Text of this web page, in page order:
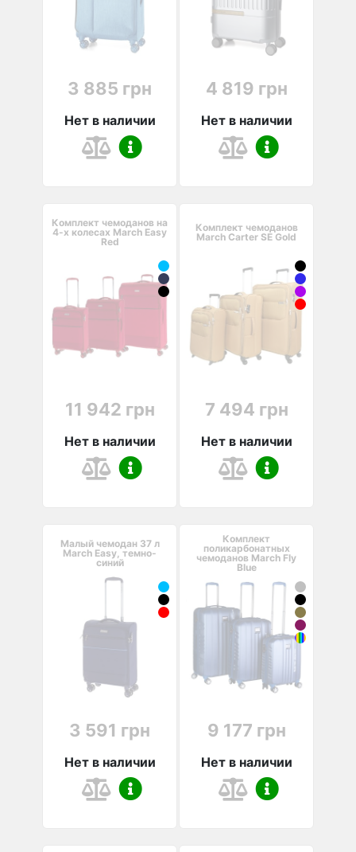
3 885 грн
Нет в наличии
4 819 грн
Нет в наличии
Комплект чемоданов на
4-х колесах March Easy
Red
11 942 грн
Нет в наличии
Комплект чемоданов
March Carter SE Gold
7 494 грн
Нет в наличии
Малый чемодан 37 л
March Easy, темно-
синий
3 591 грн
Нет в наличии
Комплект
поликарбонатных
чемоданов March Fly
Blue
9 177 грн
Нет в наличии